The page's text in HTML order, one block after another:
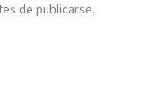
de publicarse.